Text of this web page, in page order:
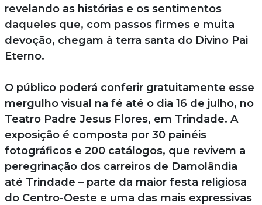
revelando as histórias e os sentimentos
daqueles que, com passos firmes e muita
devoção, chegam à terra santa do Divino Pai
Eterno.
O público poderá conferir gratuitamente esse
mergulho visual na fé até o dia 16 de julho, no
Teatro Padre Jesus Flores, em Trindade. A
exposição é composta por 30 painéis
fotográficos e 200 catálogos, que revivem a
peregrinação dos carreiros de Damolândia
até Trindade – parte da maior festa religiosa
do Centro-Oeste e uma das mais expressivas